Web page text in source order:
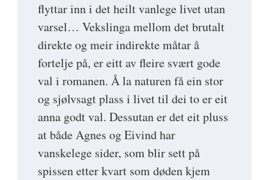
flyttar inn i det heilt vanlege livet utan
varsel… Vekslinga mellom det brutalt
direkte og meir indirekte måtar å
fortelje på, er eitt av fleire svært gode
val i romanen. Å la naturen få ein stor
og sjølvsagt plass i livet til dei to er eit
anna godt val. Dessutan er det eit pluss
at både Agnes og Eivind har
vanskelege sider, som blir sett på
spissen etter kvart som døden kjem